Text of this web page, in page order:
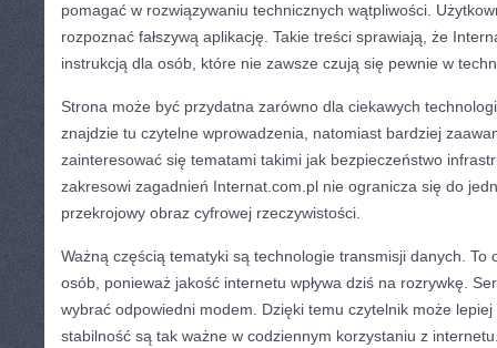
pomagać w rozwiązywaniu technicznych wątpliwości.
rozpoznać fałszywą aplikację. Takie treści sprawiają, że
instrukcją dla osób, które nie zawsze czują się pewnie w
Strona może być przydatna zarówno dla ciekawych
znajdzie tu czytelne wprowadzenia, natomiast bardziej
zainteresować się tematami takimi jak bezpieczeństwo
zakresowi zagadnień Internat.com.pl nie ogranicza się do
przekrojowy obraz cyfrowej rzeczywistości.
Ważną częścią tematyki są technologie transmisji danych. To
osób, ponieważ jakość internetu wpływa dziś na rozrywkę.
wybrać odpowiedni modem. Dzięki temu czytelnik może
stabilność są tak ważne w codziennym korzystaniu z